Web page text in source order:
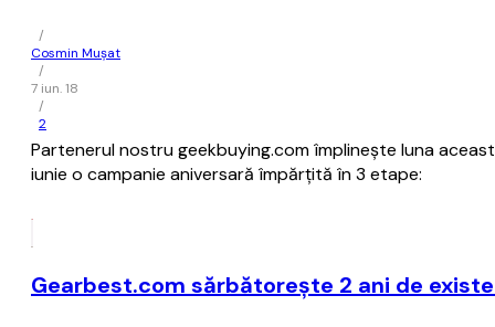
/
Cosmin Mușat
/
7 iun. 18
/
2
Partenerul nostru geekbuying.com împlineşte luna
iunie o campanie aniversară împărţită în 3 etape:
Gearbest.com sărbătoreşte 2 ani de